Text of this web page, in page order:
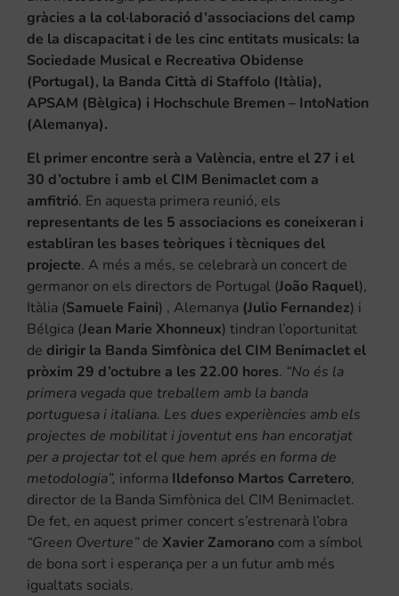
gràcies a la col·laboració d’associacions del camp
de la discapacitat i de les cinc entitats musicals: la
Sociedade Musical e Recreativa Obidense
(Portugal), la Banda Città di Staffolo (Itàlia),
APSAM (Bèlgica) i Hochschule Bremen – IntoNation
(Alemanya).
El primer encontre serà a València, entre el 27 i el
30 d’octubre i amb el CIM Benimaclet com a
amfitrió. En aquesta primera reunió, els
representants de les 5 associacions es coneixeran i
establiran les bases teòriques i tècniques del
projecte. A més a més, se celebrarà un concert de
germanor on els directors de Portugal (João Raquel),
Itàlia (Samuele Faini) , Alemanya (Julio Fernandez) i
Bélgica (Jean Marie Xhonneux) tindran l’oportunitat
de dirigir la Banda Simfònica del CIM Benimaclet el
pròxim 29 d’octubre a les 22.00 hores. “No és la
primera vegada que treballem amb la banda
portuguesa i italiana. Les dues experiències amb els
projectes de mobilitat i joventut ens han encoratjat
per a projectar tot el que hem aprés en forma de
metodologia”, informa Ildefonso Martos Carretero,
director de la Banda Simfònica del CIM Benimaclet.
De fet, en aquest primer concert s’estrenarà l’obra
“Green Overture” de Xavier Zamorano com a símbol
de bona sort i esperança per a un futur amb més
igualtats socials.